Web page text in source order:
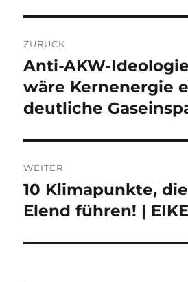
ZURÜCK
Vorheriger
Beitrag:
Anti-AKW-
wäre Kernenergie
deutliche
WEITER
Nächster
Beitrag:
10 Klimapunkte,
Elend führen! | EIKE